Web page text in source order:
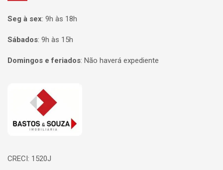
Seg à sex: 9h às 18h
Sábados: 9h às 15h
Domingos e feriados: Não haverá expediente
Página inicial
CRECI: 1520J